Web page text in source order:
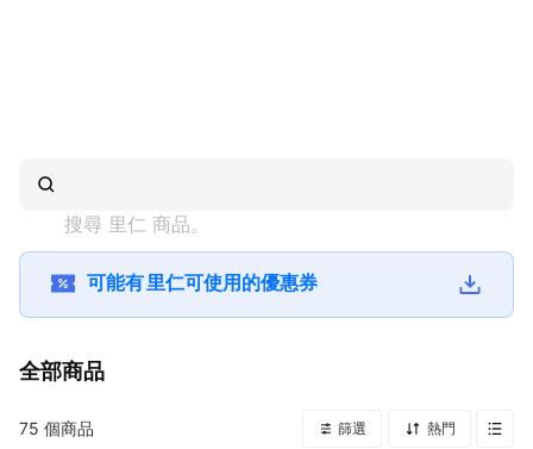
搜尋 里仁 商品。
可能有里仁可使用的優惠券
全部商品
75 個商品 篩選 熱門